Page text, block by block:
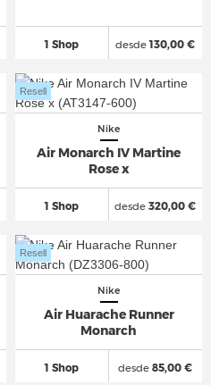
1 Shop desde130,00 €
Nike
Air Monarch IV Martine
Rose x
1 Shop
Resell
desde 320,00 €
Nike
Air Huarache Runner
Monarch
1 Shop
Resell
desde 85,00 €